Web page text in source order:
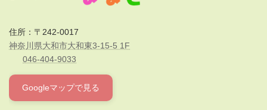
住所：〒242-0017
神奈川県大和市大和東3-15-5 1F
046-404-9033
Googleマップで見る